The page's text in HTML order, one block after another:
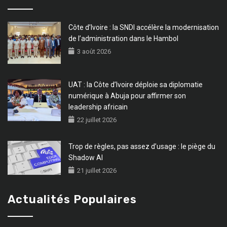
Côte d’Ivoire : la SNDI accélère la modernisation
de l’administration dans le Hambol
3 août 2026
UAT : la Côte d’Ivoire déploie sa diplomatie
numérique à Abuja pour affirmer son
leadership africain
22 juillet 2026
Trop de règles, pas assez d’usage : le piège du
Shadow AI
21 juillet 2026
Actualités Populaires